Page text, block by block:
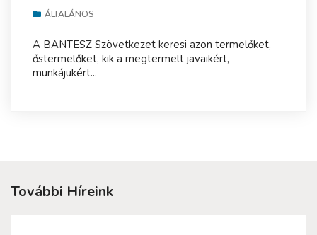
ÁLTALÁNOS
A BANTESZ Szövetkezet keresi azon termelőket,
őstermelőket, kik a megtermelt javaikért,
munkájukért...
További Híreink